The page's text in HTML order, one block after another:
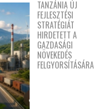
TANZÁNIA ÚJ
FEJLESZTÉSI
STRATÉGIÁT
HIRDETETT A
GAZDASÁGI
NÖVEKEDÉS
FELGYORSÍTÁSÁRA